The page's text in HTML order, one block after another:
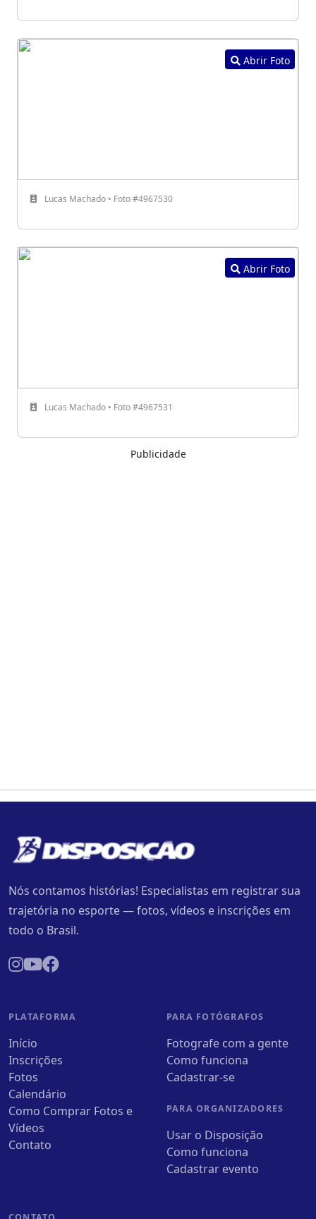
Abrir Foto
Lucas Machado • Foto #4967530
Abrir Foto
Lucas Machado • Foto #4967531
Publicidade
Nós contamos histórias! Especialistas em registrar sua
trajetória no esporte — fotos, vídeos e inscrições em
todo o Brasil.
PLATAFORMA
Início
Inscrições
Fotos
Calendário
Como Comprar Fotos e
Vídeos
Contato
PARA FOTÓGRAFOS
Fotografe com a gente
Como funciona
Cadastrar-se
PARA ORGANIZADORES
Usar o Disposição
Como funciona
Cadastrar evento